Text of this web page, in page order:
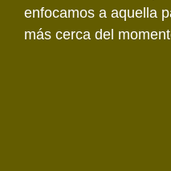
enfocamos a aquella
más cerca del